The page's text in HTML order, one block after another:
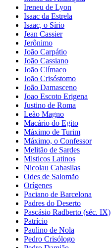
Ireneu de Lyon
Isaac da Estrela
Isaac, o Sírio
Jean Cassier
Jerônimo
João Carpátio
João Cassiano
João Clímaco
João Crisóstomo
João Damasceno
Joao Escoto Erigena
Justino de Roma
Leão Magno
Macário do Egito
Máximo de Turim
Máximo, o Confessor
Melitão de Sardes
Misticos Latinos
Nicolau Cabasilas
Odes de Salomão
Orígenes
Paciano de Barcelona
Padres do Deserto
Pascásio Radberto (séc. IX)
Patrício
Paulino de Nola
Pedro Crisólogo